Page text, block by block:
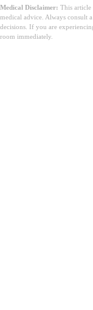
Medical Disclaimer: This article
medical advice. Always consult
decisions. If you are
room immediately.